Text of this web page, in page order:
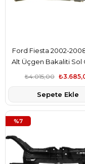
Ford Fiesta 2002-
Alt Üçgen Bakaliti Sol
Marka
₺4.015,00
Sepete Ekle
%7